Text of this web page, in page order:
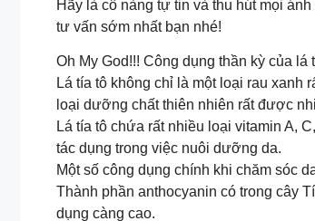
Hãy là cô nàng tự tin và thu hút mọi
tư vấn sớm nhất bạn nhé!
Oh My God!!! Công dụng thần kỳ của
Lá tía tô không chỉ là một loại rau xanh
loại dưỡng chất thiên nhiên rất được
Lá tía tô chứa rất nhiều loại vitamin A,
tác dụng trong việc nuôi dưỡng da.
Một số công dụng chính khi chăm sóc
Thành phần anthocyanin có trong cây
dụng càng cao.